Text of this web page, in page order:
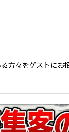
方々をゲストにお